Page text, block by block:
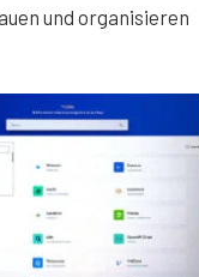
und organisieren